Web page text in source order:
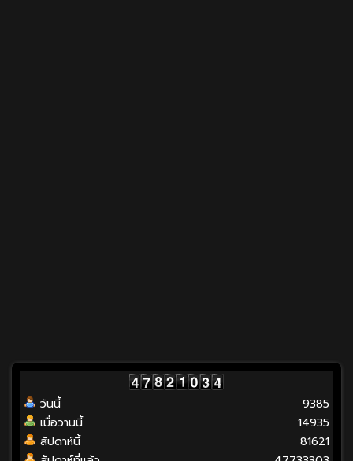
วันนี้
เมื่อวานนี้
สัปดาห์นี้
9385
14935
81621